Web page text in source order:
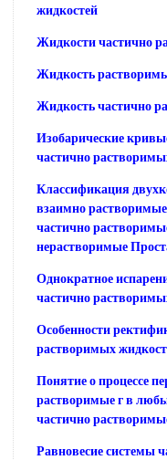
жидкостей
Жидкости частично
Жидкость
Жидкость частично
Изобарические
частично
Классификация
взаимно
частично
нерастворимые
Однократное
частично
Особенности
растворимых
Понятие о процессе
растворимые г в
частично
Равновесие системы